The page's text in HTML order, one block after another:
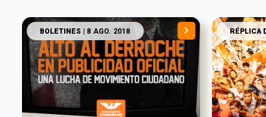
BOLETINES | 8 AGO. 2018 RÉPLICA